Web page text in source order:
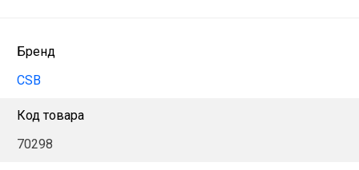
Бренд
CSB
Код товара
70298